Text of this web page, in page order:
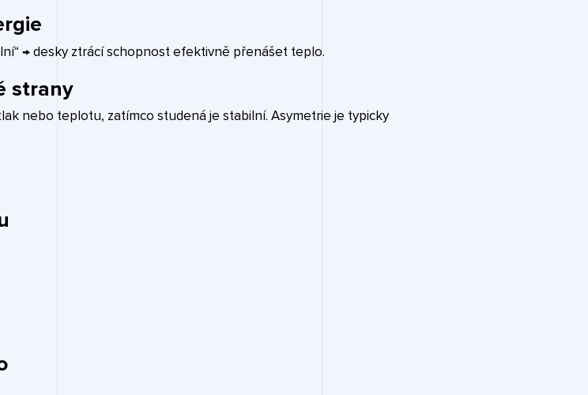
→ desky ztrácí schopnost efektivně přenášet teplo.
strany
nebo teplotu, zatímco studená je stabilní. Asymetrie je typicky